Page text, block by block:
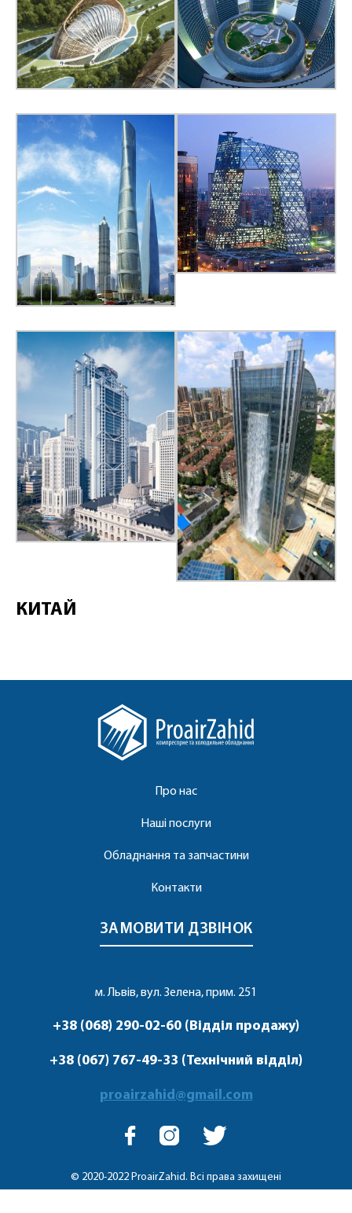
КИТАЙ
ЗАМОВИТИ ДЗВІНОК
Про нас
Наші послуги
Обладнання та запчастини
Контакти
м. Львів, вул. Зелена, прим. 251
+38 (068) 290-02-60 (Відділ продажу)
+38 (067) 767-49-33 (Технічний відділ)
proairzahid@gmail.com
© 2020-2022 ProairZahid. Всі права захищені